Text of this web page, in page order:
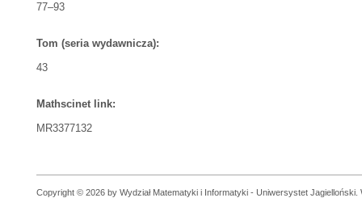
77–93
Tom (seria wydawnicza):
43
Mathscinet link:
MR3377132
Copyright © 2026 by Wydział Matematyki i Informatyki - Uniwersystet